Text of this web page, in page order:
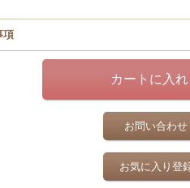
項
お問い合わせ
お気に入り登